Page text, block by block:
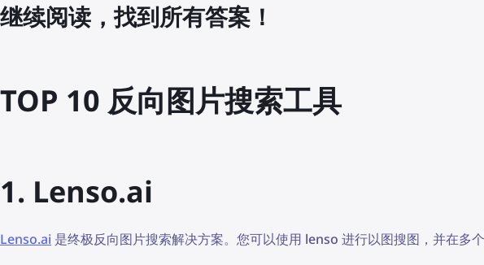
继续阅读，找到所有答案！
TOP 10 反向图片搜索工具
1. Lenso.ai
Lenso.ai 是终极反向图片搜索解决方案。您可以使用 lenso 进行以图搜图，并在多